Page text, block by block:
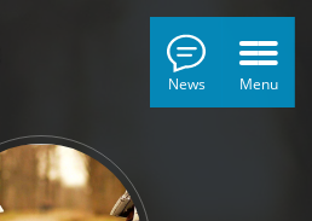
Menu
News